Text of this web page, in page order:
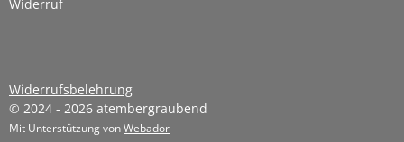
Widerruf
Widerrufsbelehrung
© 2024 - 2026 atembergraubend
Mit Unterstützung von Webador